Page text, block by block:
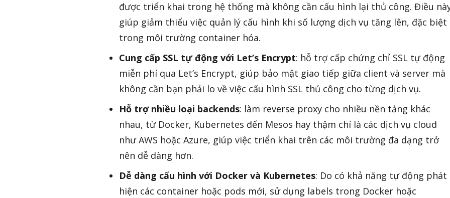
được triển khai trong hệ thống mà không cần cấu hình lại thủ công. Điều
giúp giảm thiểu việc quản lý cấu hình khi số lượng dịch vụ tăng lên, đặc biệt
trong môi trường container hóa.
Cung cấp SSL tự động với Let’s Encrypt: hỗ trợ cấp chứng chỉ SSL tự động
miễn phí qua Let’s Encrypt, giúp bảo mật giao tiếp giữa client và server mà
không cần bạn phải lo về việc cấu hình SSL thủ công cho từng dịch vụ.
Hỗ trợ nhiều loại backends: làm reverse proxy cho nhiều nền tảng khác
nhau, từ Docker, Kubernetes đến Mesos hay thậm chí là các dịch vụ cloud
như AWS hoặc Azure, giúp việc triển khai trên các môi trường đa dạng trở
nên dễ dàng hơn.
Dễ dàng cấu hình với Docker và Kubernetes: Do có khả năng tự động phát
hiện các container hoặc pods mới, sử dụng labels trong Docker hoặc